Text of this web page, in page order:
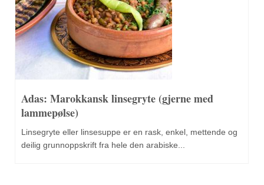
Adas: Marokkansk linsegryte (gjerne med
lammepølse)
Linsegryte eller linsesuppe er en rask, enkel, mettende og
deilig grunnoppskrift fra hele den arabiske...